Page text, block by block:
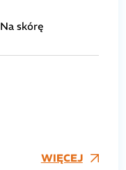
Na skórę
WIĘCEJ